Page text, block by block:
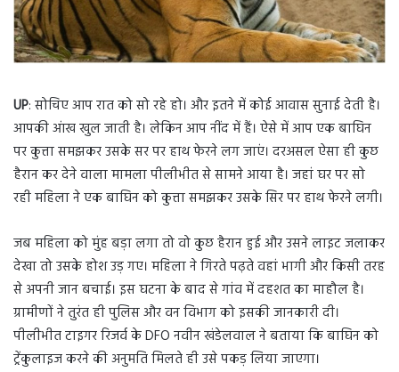
UP: सोचिए आप रात को सो रहे हो। और इतने में कोई आवास सुनाई देती है।
आपकी आंख खुल जाती है। लेकिन आप नींद में हैं। ऐसे में आप एक बाघिन
पर कुत्ता समझकर उसके सर पर हाथ फेरने लग जाएं। दरअसल ऐसा ही कुछ
हैरान कर देने वाला मामला पीलीभीत से सामने आया है। जहां घर पर सो
रही महिला ने एक बाघिन को कुत्ता समझकर उसके सिर पर हाथ फेरने लगी।
जब महिला को मुंह बड़ा लगा तो वो कुछ हैरान हुई और उसने लाइट जलाकर
देखा तो उसके होश उड़ गए। महिला ने गिरते पढ़ते वहां भागी और किसी तरह
से अपनी जान बचाई। इस घटना के बाद से गांव में दहशत का माहौल है।
ग्रामीणों ने तुरंत ही पुलिस और वन विभाग को इसकी जानकारी दी।
पीलीभीत टाइगर रिजर्व के DFO नवीन खंडेलवाल ने बताया कि बाघिन को
ट्रेंकुलाइज करने की अनुमति मिलते ही उसे पकड़ लिया जाएगा।